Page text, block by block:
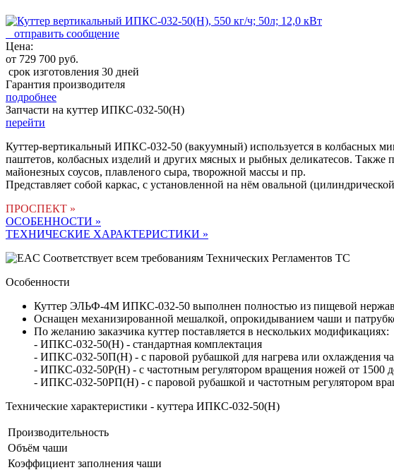
отправить сообщение
Цена:
от 729 700 руб.
срок изготовления 30 дней
Гарантия производителя
подробнее
Запчасти на куттер ИПКС-032-50(Н)
перейти
Куттер-вертикальный ИПКС-032-50 (вакуумный) используется в колбасных
паштетов, колбасных изделий и других мясных и рыбных деликатесов.
майонезных соусов, плавленого сыра, творожной массы и пр.
Представляет собой каркас, с установленной на нём овальной
ПРОСПЕКТ »
ОСОБЕННОСТИ »
ТЕХНИЧЕСКИЕ ХАРАКТЕРИСТИКИ »
Соответствует всем требованиям Технических Регламентов ТС
Особенности
Куттер ЭЛЬФ-4М ИПКС-032-50 выполнен полностью из пищевой
Оснащен механизированной мешалкой, опрокидыванием чаши и
По желанию заказчика куттер поставляется в нескольких модификациях:
- ИПКС-032-50(Н) - стандартная комплектация
- ИПКС-032-50П(Н) - с паровой рубашкой для нагрева или охлаждения
- ИПКС-032-50Р(Н) - с частотным регулятором вращения ножей от 1500
- ИПКС-032-50РП(Н) - с паровой рубашкой и частотным регулятором
Технические характеристики - куттера ИПКС-032-50(Н)
Производительность
Объём чаши
Коэффициент заполнения чаши